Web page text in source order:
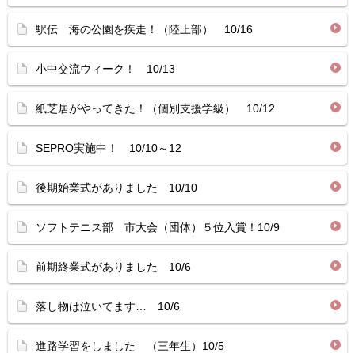
駅伝 海の公園を疾走！（陸上部） 10/16
小中交流ウィーク！ 10/13
紙芝居がやってきた！（個別支援学級） 10/12
SEPRO実施中！ 10/10～12
後期始業式がありました 10/10
ソフトテニス部 市大会（団体）５位入賞！10/9
前期終業式がありました 10/6
落し物は泣いてます… 10/6
進路学習をしました （三年生）10/5